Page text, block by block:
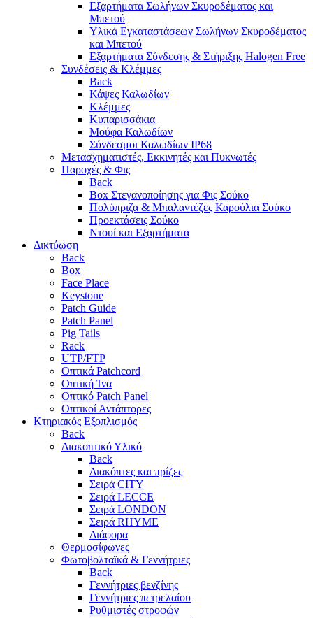
Εξαρτήματα Σωλήνων Σκυροδέματος και
Μπετού
Υλικά Εγκαταστάσεων Σωλήνων Σκυροδέματος
και Μπετού
Εξαρτήματα Σύνδεσης & Στήριξης Halogen Free
Συνδέσεις & Κλέμμες
Back
Κάψες Καλωδίων
Κλέμμες
Κυπαρισσάκια
Μούφα Καλωδίων
Σύνδεσμοι Καλωδίων IP68
Μετασχηματιστές, Εκκινητές και Πυκνωτές
Παροχές & Φις
Back
Box Στεγανοποίησης για Φις Σούκο
Πολύπριζα & Μπαλαντέζες Καρούλια Σούκο
Προεκτάσεις Σούκο
Ντουί και Εξαρτήματα
Δικτύωση
Back
Box
Face Place
Keystone
Patch Guide
Patch Panel
Pig Tails
Rack
UTP/FTP
Οπτικά Patchcord
Οπτική Ίνα
Οπτικό Patch Panel
Οπτικοί Αντάπτορες
Κτηριακός Εξοπλισμός
Back
Διακοπτικό Υλικό
Back
Διακόπτες και πρίζες
Σειρά CITY
Σειρά LECCE
Σειρά LONDON
Σειρά RHYME
Διάφορα
Θερμοσίφωνες
Φωτοβολταϊκά & Γεννήτριες
Back
Γεννήτριες βενζίνης
Γεννήτριες πετρελαίου
Ρυθμιστές στροφών